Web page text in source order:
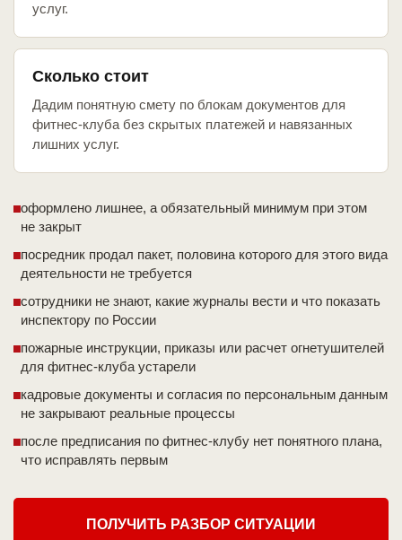
услуг.
Сколько стоит
Дадим понятную смету по блокам документов для
фитнес-клуба без скрытых платежей и навязанных
лишних услуг.
оформлено лишнее, а обязательный минимум при этом
не закрыт
посредник продал пакет, половина которого для этого вида
деятельности не требуется
сотрудники не знают, какие журналы вести и что показать
инспектору по России
пожарные инструкции, приказы или расчет огнетушителей
для фитнес-клуба устарели
кадровые документы и согласия по персональным данным
не закрывают реальные процессы
после предписания по фитнес-клубу нет понятного плана,
что исправлять первым
ПОЛУЧИТЬ РАЗБОР СИТУАЦИИ